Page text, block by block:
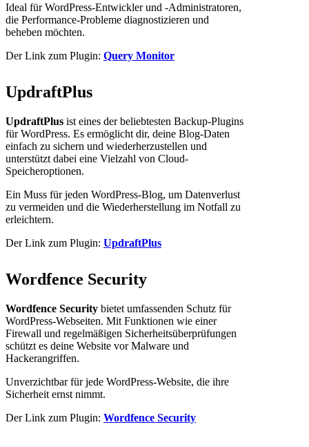
Ideal für WordPress-Entwickler und -Administratoren,
die Performance-Probleme diagnostizieren und
beheben möchten.
Der Link zum Plugin: Query Monitor
UpdraftPlus
UpdraftPlus ist eines der beliebtesten Backup-Plugins
für WordPress. Es ermöglicht dir, deine Blog-Daten
einfach zu sichern und wiederherzustellen und
unterstützt dabei eine Vielzahl von Cloud-
Speicheroptionen.
Ein Muss für jeden WordPress-Blog, um Datenverlust
zu vermeiden und die Wiederherstellung im Notfall zu
erleichtern.
Der Link zum Plugin: UpdraftPlus
Wordfence Security
Wordfence Security bietet umfassenden Schutz für
WordPress-Webseiten. Mit Funktionen wie einer
Firewall und regelmäßigen Sicherheitsüberprüfungen
schützt es deine Website vor Malware und
Hackerangriffen.
Unverzichtbar für jede WordPress-Website, die ihre
Sicherheit ernst nimmt.
Der Link zum Plugin: Wordfence Security